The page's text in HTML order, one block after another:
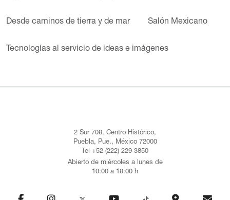
Desde caminos de tierra y de mar Salón Mexicano
Tecnologías al servicio de ideas e imágenes
2 Sur 708, Centro Histórico,
Puebla, Pue., México 72000
Tel +52 (222) 229 3850
Abierto de miércoles a lunes de
10:00 a 18:00 h